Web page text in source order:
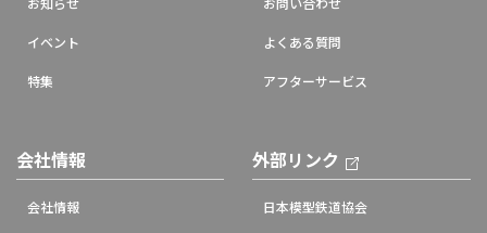
イベント
特集
よくある質問
アフターサービス
会社情報
会社情報
外部リンク
日本模型鉄道協会